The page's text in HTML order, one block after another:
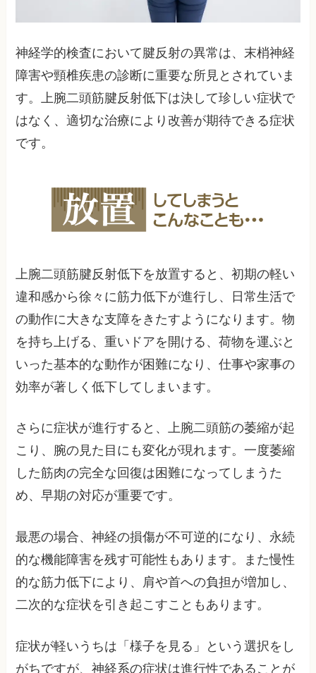
神経学的検査において腱反射の異常は、末梢神経
障害や頸椎疾患の診断に重要な所見とされていま
す。上腕二頭筋腱反射低下は決して珍しい症状で
はなく、適切な治療により改善が期待できる症状
です。
上腕二頭筋腱反射低下を放置すると、初期の軽い
違和感から徐々に筋力低下が進行し、日常生活で
の動作に大きな支障をきたすようになります。物
を持ち上げる、重いドアを開ける、荷物を運ぶと
いった基本的な動作が困難になり、仕事や家事の
効率が著しく低下してしまいます。
さらに症状が進行すると、上腕二頭筋の萎縮が起
こり、腕の見た目にも変化が現れます。一度萎縮
した筋肉の完全な回復は困難になってしまうた
め、早期の対応が重要です。
最悪の場合、神経の損傷が不可逆的になり、永続
的な機能障害を残す可能性もあります。また慢性
的な筋力低下により、肩や首への負担が増加し、
二次的な症状を引き起こすこともあります。
症状が軽いうちは「様子を見る」という選択をし
がちですが、神経系の症状は進行性であることが